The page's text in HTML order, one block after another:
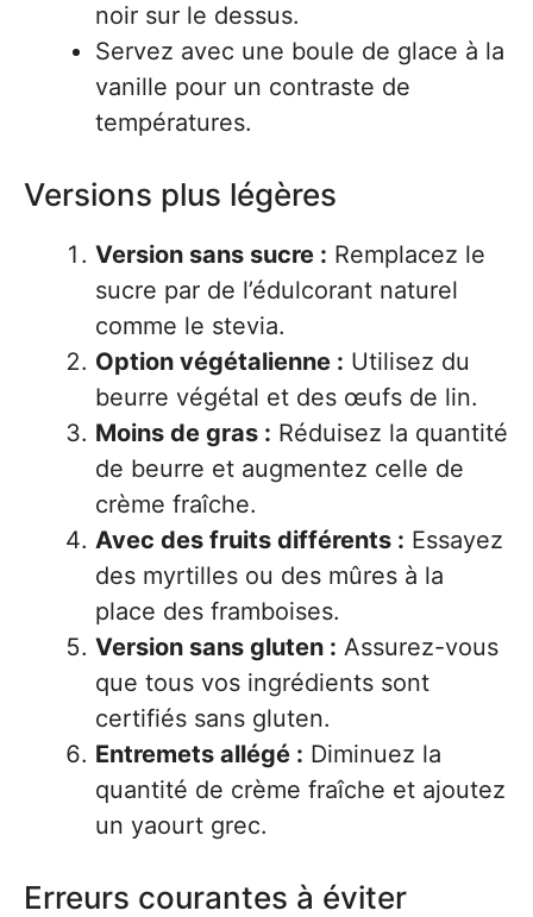
noir sur le dessus.
Servez avec une boule de glace à la
vanille pour un contraste de
températures.
Versions plus légères
Version sans sucre : Remplacez le
sucre par de l’édulcorant naturel
comme le stevia.
Option végétalienne : Utilisez du
beurre végétal et des œufs de lin.
Moins de gras : Réduisez la quantité
de beurre et augmentez celle de
crème fraîche.
Avec des fruits différents : Essayez
des myrtilles ou des mûres à la
place des framboises.
Version sans gluten : Assurez-vous
que tous vos ingrédients sont
certifiés sans gluten.
Entremets allégé : Diminuez la
quantité de crème fraîche et ajoutez
un yaourt grec.
Erreurs courantes à éviter